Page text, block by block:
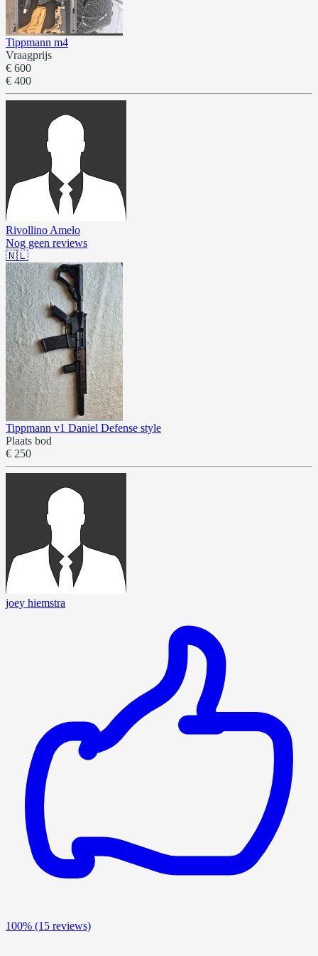
Tippmann m4
Vraagprijs
€ 600
€ 400
Rivollino Amelo
Nog geen reviews
🇳🇱
Tippmann v1 Daniel Defense style
Plaats bod
€ 250
joey hiemstra
100% (15 reviews)